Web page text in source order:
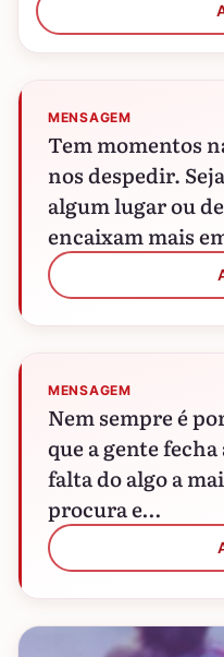
MENSAGEM
Tem momentos
nos despedir.
algum lugar ou
encaixam mais
MENSAGEM
Nem sempre é
que a gente
falta do algo a
procura e…